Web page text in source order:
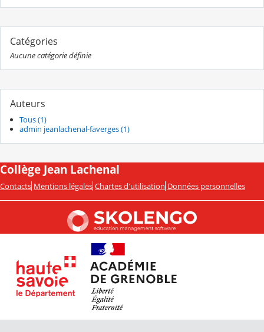
Catégories
Aucune catégorie définie
Auteurs
Tous (1)
admin jeanlachenal-faverges (1)
Collège Jean Lachenal
Contacts Mentions légales Chartes d'utilisation Données personnelles